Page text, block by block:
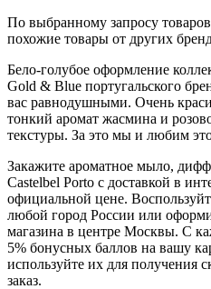
По выбранному запросу
похожие товары от других
Бело-голубое оформление
Gold & Blue португальского
вас равнодушными. Очень
тонкий аромат жасмина и
текстуры. За это мы и любим
Закажите ароматное мыло,
Castelbel Porto с доставкой в
официальной цене.
любой город России или
магазина в центре Москвы. С
5% бонусных баллов на вашу
используйте их для получения
заказ.